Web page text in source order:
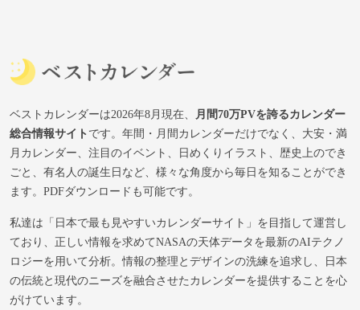
ベストカレンダーは2026年8月現在、
月間70万PVを誇るカレンダー
総合情報サイトです。年間・月間カレンダーだけでなく、大安・満
月カレンダー、注目のイベント、日めくりイラスト、歴史上のでき
ごと、有名人の誕生日など、様々な角度から毎日を知ることができ
ます。PDFダウンロードも可能です。
私達は「日本で最も見やすいカレンダーサイト」を目指して運営し
ており、正しい情報を求めてNASAの天体データを最新のAIテクノ
ロジーを用いて分析。情報の整理とデザインの洗練を追求し、日本
の伝統と現代のニーズを融合させたカレンダーを提供することを心
がけています。